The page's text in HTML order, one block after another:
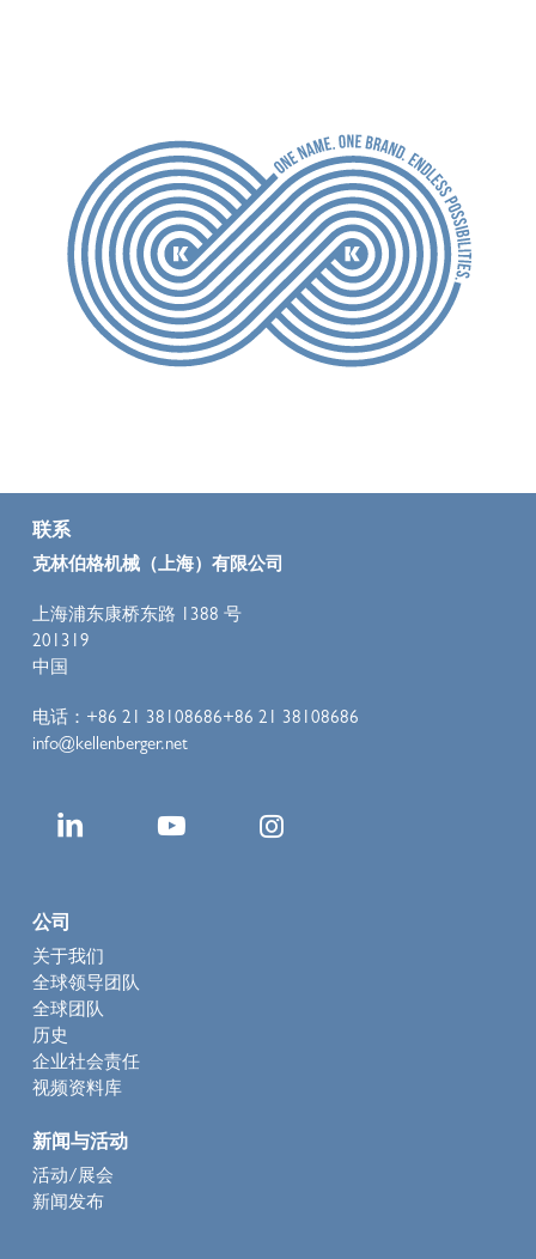
联系
克林伯格机械（上海）有限公司
上海浦东康桥东路 1388 号
201319
中国
电话：+86 21 38108686+86 21 38108686
info@kellenberger.net
公司
关于我们
全球领导团队
全球团队
历史
企业社会责任
视频资料库
新闻与活动
活动/展会
新闻发布